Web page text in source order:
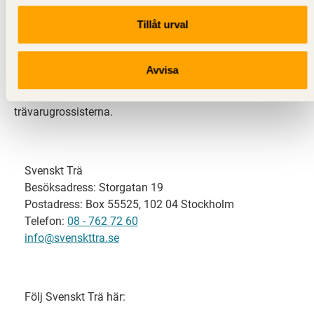
Tillåt urval
Avvisa
Svenskt Trä representerar svensk sågverksindustri
och är en del av branschorganisationen
svensk limträ-, KL-trä- och förpackningsindustri samt
trävarugrossisterna.
Svenskt Trä
Besöksadress: Storgatan 19
Postadress: Box 55525, 102 04 Stockholm
Telefon: 08 - 762 72 60
info@svenskttra.se
Följ Svenskt Trä här: